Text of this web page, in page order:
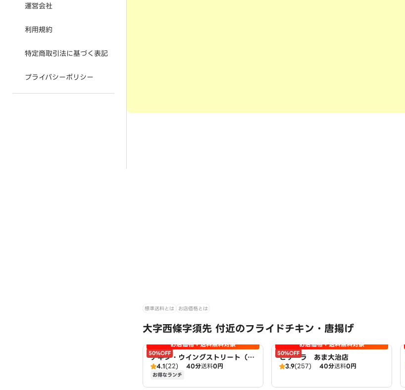
運営会社
利用規約
特定商取引法に基づく表記
プライバシーポリシー
標準送料とは お店価格とは
大字西條字須先 付近のフライドチキン・唐揚げ
50%OFF
お店価格＋送料無料対象
チキン・ウイングストリート（取
扱：ピザハット甚目寺店）
4.1(22) 40分送料0円
お得なランチ
50%OFF
お店価格＋送料無料対象
ピザーラ あま大治店
3.9(257) 40分送料0円